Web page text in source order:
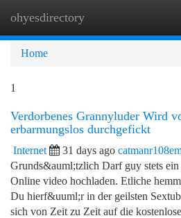
ohyesdirectory
Home
1
Verdorbenes Grannyluder Wird
erbarmungslos durchgefickt
Internet 31 days ago
Grunds&auml;tzlich Darf guy stets
Online video hochladen. Etliche
Du hierf&uuml;r in der geilsten
sich von Zeit zu Zeit auf die